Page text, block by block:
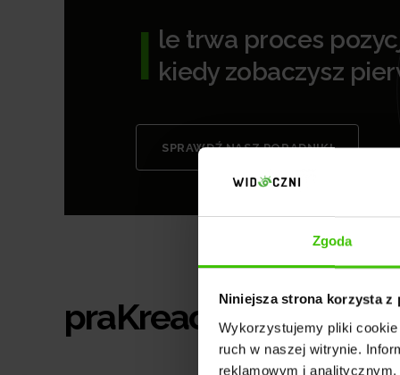
Zgoda
Niniejsza strona korzysta z
Wykorzystujemy pliki
ruch w naszej witrynie.
reklamowym i
I le trwa proces
kiedy zobaczysz
SPRAWDŹ NASZ PORADNIK!
praKreacja.pl